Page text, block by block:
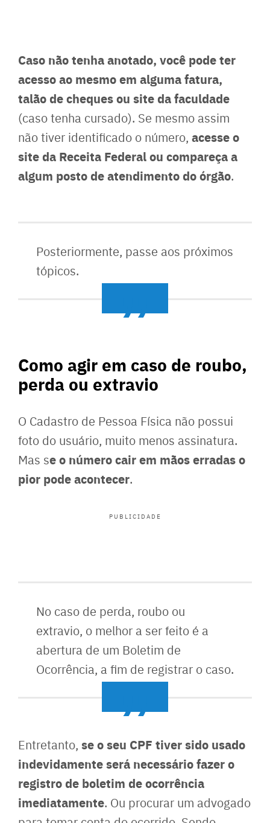
Caso não tenha anotado, você pode ter
acesso ao mesmo em alguma fatura,
talão de cheques ou site da faculdade
(caso tenha cursado). Se mesmo assim
não tiver identificado o número, acesse o
site da Receita Federal ou compareça a
algum posto de atendimento do órgão.
Posteriormente, passe aos próximos
tópicos.
Como agir em caso de roubo,
perda ou extravio
O Cadastro de Pessoa Física não possui
foto do usuário, muito menos assinatura.
Mas se o número cair em mãos erradas o
pior pode acontecer.
PUBLICIDADE
No caso de perda, roubo ou
extravio, o melhor a ser feito é a
abertura de um Boletim de
Ocorrência, a fim de registrar o caso.
Entretanto, se o seu CPF tiver sido usado
indevidamente será necessário fazer o
registro de boletim de ocorrência
imediatamente. Ou procurar um advogado